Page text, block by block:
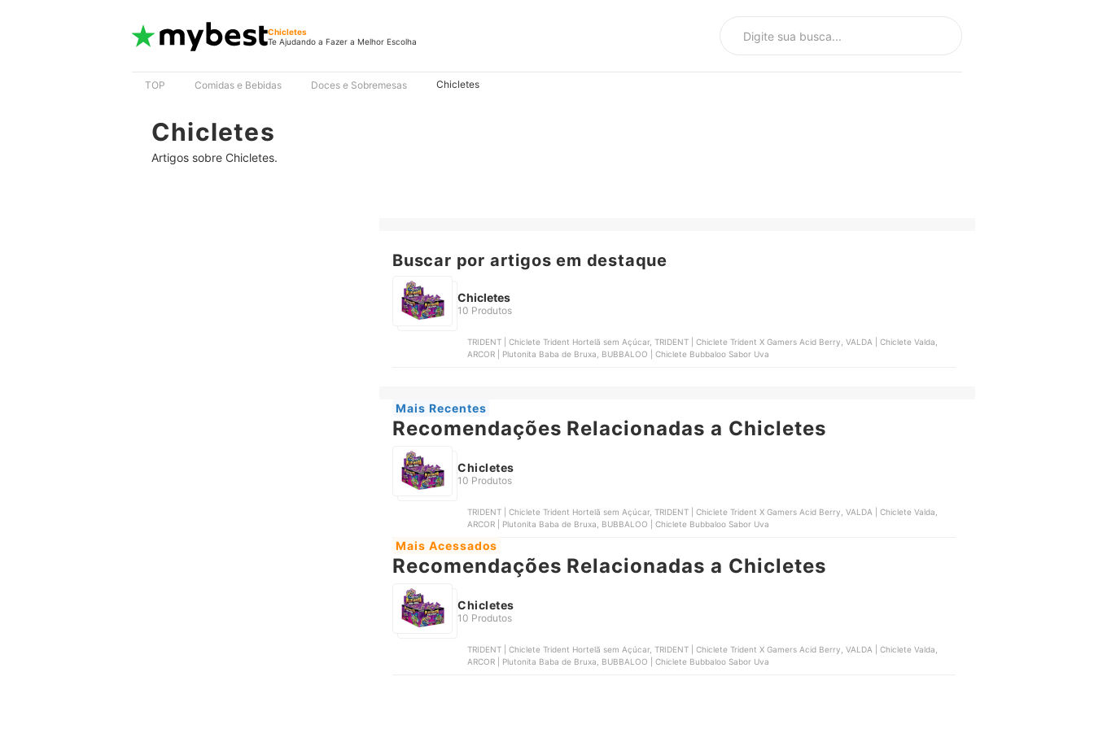
Chicletes
Te Ajudando a Fazer a Melhor Escolha
TOP Comidas e Bebidas Doces e Sobremesas Chicletes
Chicletes
Artigos sobre Chicletes.
Buscar por artigos em destaque
Chicletes
10 Produtos
TRIDENT | Chiclete Trident Hortelã sem Açúcar, TRIDENT | Chiclete Trident X Gamers Acid Berry, VALDA | Chiclete Valda,
ARCOR | Plutonita Baba de Bruxa, BUBBALOO | Chiclete Bubbaloo Sabor Uva
Mais Recentes
Recomendações Relacionadas a Chicletes
Chicletes
10 Produtos
TRIDENT | Chiclete Trident Hortelã sem Açúcar, TRIDENT | Chiclete Trident X Gamers Acid Berry, VALDA | Chiclete Valda,
ARCOR | Plutonita Baba de Bruxa, BUBBALOO | Chiclete Bubbaloo Sabor Uva
Mais Acessados
Recomendações Relacionadas a Chicletes
Chicletes
10 Produtos
TRIDENT | Chiclete Trident Hortelã sem Açúcar, TRIDENT | Chiclete Trident X Gamers Acid Berry, VALDA | Chiclete Valda,
ARCOR | Plutonita Baba de Bruxa, BUBBALOO | Chiclete Bubbaloo Sabor Uva